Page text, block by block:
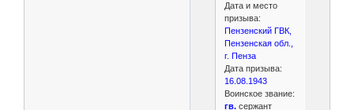
Дата и место
призыва:
Пензенский ГВК,
Пензенская обл.,
г. Пенза
Дата призыва:
16.08.1943
Воинское звание:
гв.сержант